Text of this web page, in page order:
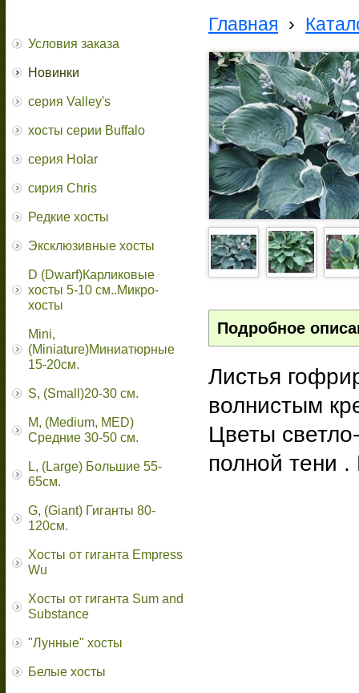
Условия заказа
Новинки
серия Valley's
хосты серии Buffalo
серия Holar
сирия Chris
Редкие хосты
Эксклюзивные хосты
D (Dwarf)Карликовые
хосты 5-10 см..Микро-
хосты
Mini,
(Miniature)Миниатюрные
15-20см.
S, (Small)20-30 см.
M, (Medium, MED)
Средние 30-50 см.
L, (Large) Большие 55-
65cм.
G, (Giant) Гиганты 80-
120см.
Хосты от гиганта Empress
Wu
Хосты от гиганта Sum and
Substance
"Лунные" хосты
Белые хосты
Главная ›
Подробное
Листья
волнистым
Цветы
полной тени